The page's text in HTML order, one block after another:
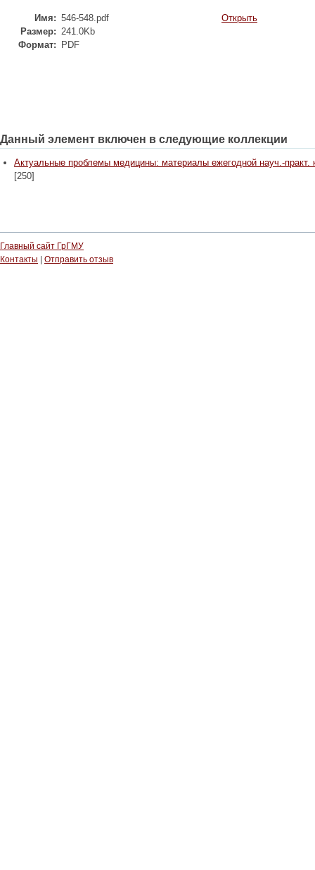
Имя: 546-548.pdf
Размер: 241.0Kb
Формат:
PDF
Открыть
Данный элемент включен в следующие коллекции
Актуальные проблемы медицины: материалы ежегодной науч.-практ.
[250]
Главный сайт ГрГМУ
Контакты
Отправить отзыв